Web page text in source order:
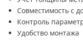
Совместимость с
Контроль
Удобство монтажа